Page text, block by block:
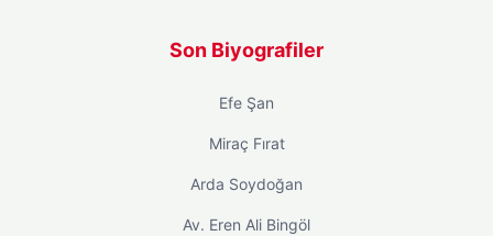
Son Biyografiler
Efe Şan
Miraç Fırat
Arda Soydoğan
Av. Eren Ali Bingöl